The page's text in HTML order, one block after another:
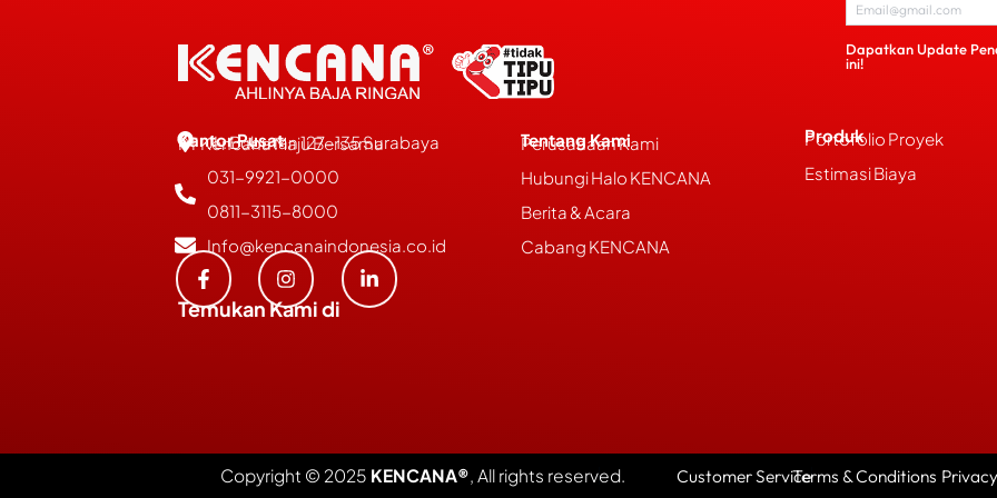
Dapatkan Update
ini!
Kantor Pusat
PT Kencana Maju Bersama
JL. Bubutan 127-135 Surabaya
031-9921-0000
0811-3115-8000
Info@kencanaindonesia.co.id
Temukan Kami di
Tentang Kami
Perusahaan Kami
Hubungi Halo KENCANA
Berita & Acara
Cabang KENCANA
Produk
Portofolio Proyek
Estimasi Biaya
Copyright © 2025 KENCANA®, All rights reserved. Customer ServiceTerms & Conditions